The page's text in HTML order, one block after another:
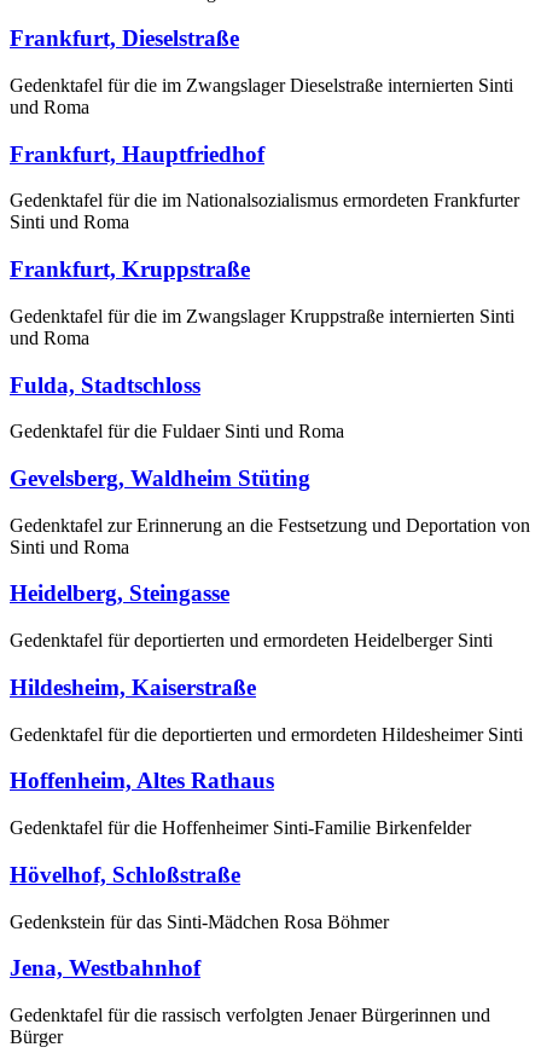
Frankfurt, Dieselstraße
Gedenktafel für die im Zwangslager Dieselstraße internierten Sinti
und Roma
Frankfurt, Hauptfriedhof
Gedenktafel für die im Nationalsozialismus ermordeten Frankfurter
Sinti und Roma
Frankfurt, Kruppstraße
Gedenktafel für die im Zwangslager Kruppstraße internierten Sinti
und Roma
Fulda, Stadtschloss
Gedenktafel für die Fuldaer Sinti und Roma
Gevelsberg, Waldheim Stüting
Gedenktafel zur Erinnerung an die Festsetzung und Deportation von
Sinti und Roma
Heidelberg, Steingasse
Gedenktafel für deportierten und ermordeten Heidelberger Sinti
Hildesheim, Kaiserstraße
Gedenktafel für die deportierten und ermordeten Hildesheimer Sinti
Hoffenheim, Altes Rathaus
Gedenktafel für die Hoffenheimer Sinti-Familie Birkenfelder
Hövelhof, Schloßstraße
Gedenkstein für das Sinti-Mädchen Rosa Böhmer
Jena, Westbahnhof
Gedenktafel für die rassisch verfolgten Jenaer Bürgerinnen und
Bürger